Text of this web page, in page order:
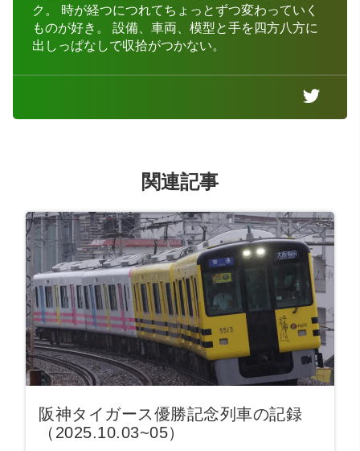
ク。 時が経つにつれてちょっとずつ変わっていく
ものが好き。 設備、車両、模型と手を四方八方に
出しっぱなしで収拾がつかない。
関連記事
阪神タイガース優勝記念列車の記録
（2025.10.03~05）